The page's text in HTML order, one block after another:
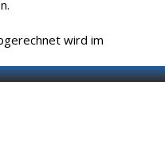
wird im